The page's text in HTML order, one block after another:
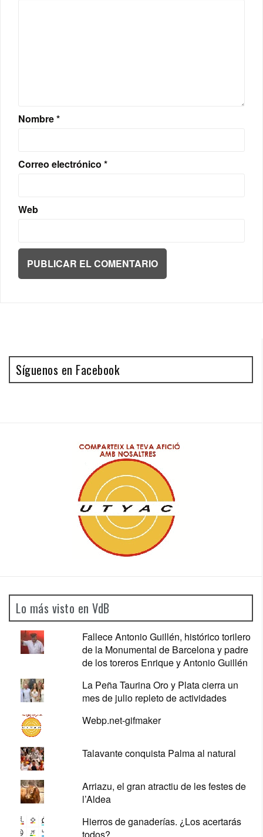
Nombre*
Correo electrónico *
Web
Síguenos en Facebook
Lo más visto en VdB
Fallece Antonio Guillén, histórico torilero
de la Monumental de Barcelona y padre
de los toreros Enrique y Antonio Guillén
La Peña Taurina Oro y Plata cierra un
mes de julio repleto de actividades
Webp.net-gifmaker
Talavante conquista Palma al natural
Arriazu, el gran atractiu de les festes de
l’Aldea
Hierros de ganaderías. ¿Los acertarás